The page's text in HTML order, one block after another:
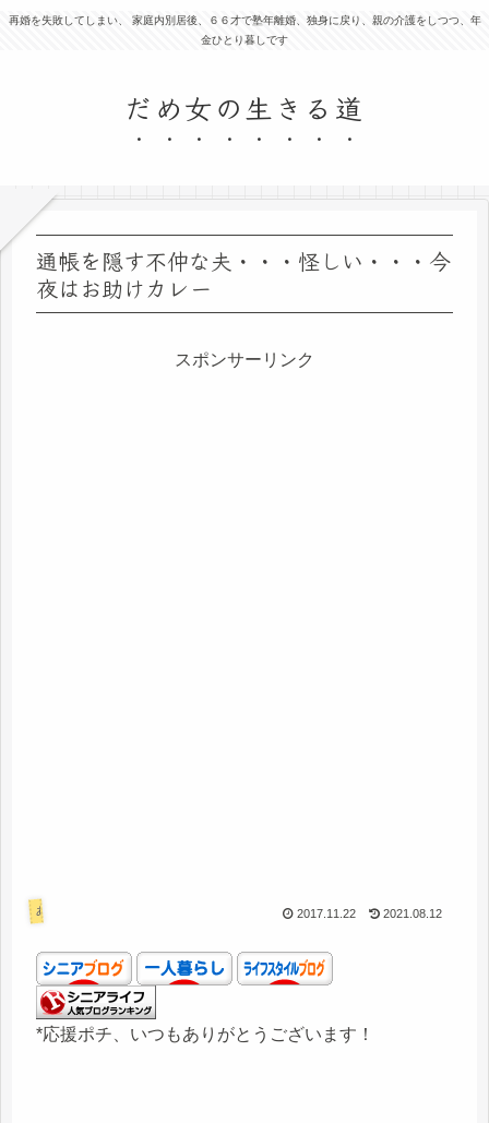
再婚を失敗してしまい、 家庭内別居後、６６才で塾年離婚、独身に戻り、親の介護をしつつ、年
金ひとり暮しです
だめ女の生きる道
通帳を隠す不仲な夫・・・怪しい・・・今
夜はお助けカレー
スポンサーリンク
あれこれ 2017.11.22 2021.08.12
*応援ポチ、いつもありがとうございます！